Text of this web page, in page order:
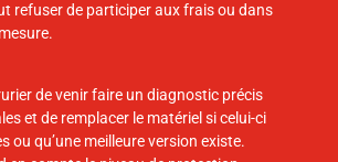
refuser de participer aux frais ou dans
de venir faire un diagnostic précis
et de remplacer le matériel si celui-ci
ou qu’une meilleure version existe.